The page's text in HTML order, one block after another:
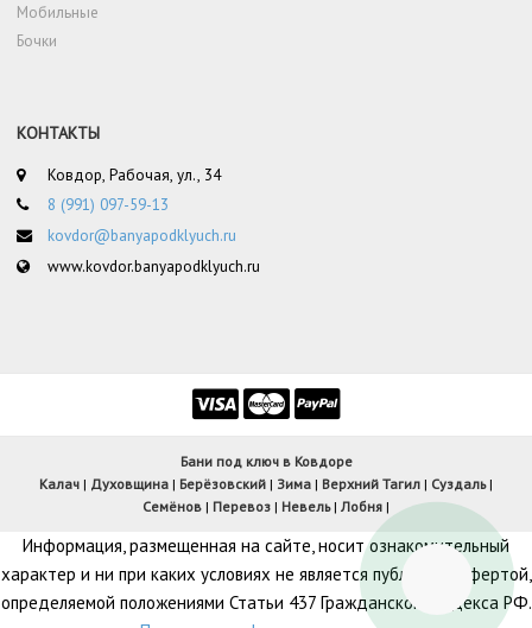
Мобильные
Бочки
КОНТАКТЫ
Ковдор, Рабочая, ул., 34
8 (991) 097-59-13
kovdor@banyapodklyuch.ru
www.kovdor.banyapodklyuch.ru
Бани под ключ в Ковдоре
Калач | Духовщина | Берёзовский | Зима | Верхний Тагил | Суздаль|
Семёнов | Перевоз | Невель| Лобня |
Информация, размещенная на сайте, носит ознакомительный
характер и ни при каких условиях не является публичной офертой,
определяемой положениями Статьи 437 Гражданского кодекса РФ.